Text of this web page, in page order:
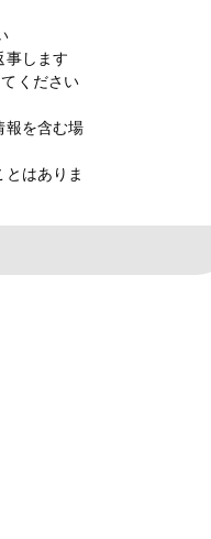
します
ください
報を含む場
はありま